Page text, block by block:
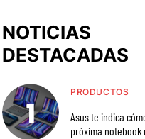
NOTICIAS
DESTACADAS
PRODUCTOS
Asus te indica
próxima notebook